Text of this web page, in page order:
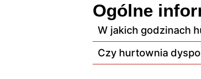
Ogólne
W jakich godzinach
Czy hurtownia